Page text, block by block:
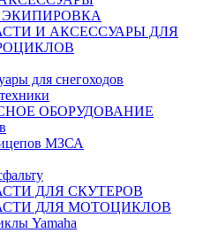
И АКСЕССУАРЫ ДЛЯ
для снегоходов
ОБОРУДОВАНИЕ
МЗСА
ДЛЯ СКУТЕРОВ
ДЛЯ МОТОЦИКЛОВ
Yamaha